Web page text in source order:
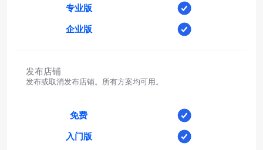
专业版
企业版
发布店铺
发布或取消发布店铺。所有方案均可用。
免费
入门版